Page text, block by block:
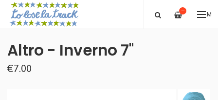
—
Altro - Inverno 7''
€7.00